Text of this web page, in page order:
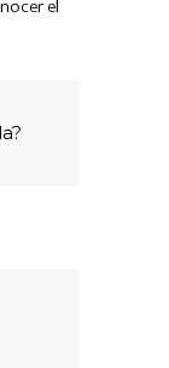
el